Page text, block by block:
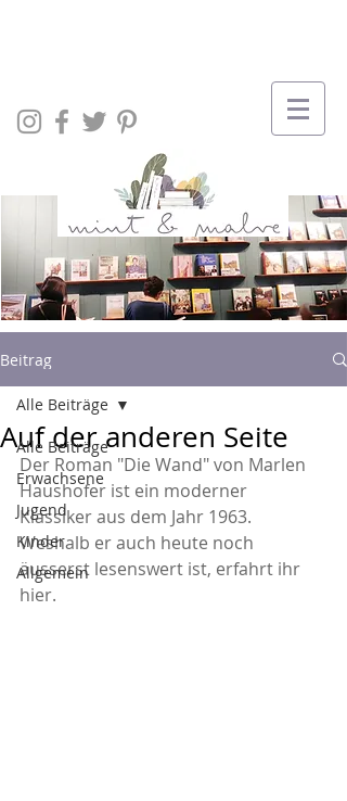
Beitrag
Alle Beiträge
Erwachsene
Jugend
Kinder
Allgemein
Alle Beiträge
Auf der anderen Seite
Der Roman "Die Wand" von Marlen
Haushofer ist ein moderner
Klassiker aus dem Jahr 1963.
Weshalb er auch heute noch
äusserst lesenswert ist, erfahrt ihr
hier.